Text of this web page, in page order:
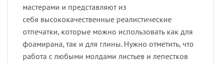
мастерами и представляют из
себя высококачественные реалистические
отпечатки, которые можно использовать как для
фоамирана, так и для глины. Нужно отметить, что
работа с любыми молдами листьев и лепестков